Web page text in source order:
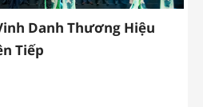
Danh Thương Hiệu
Tiếp